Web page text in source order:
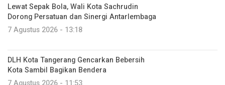
Lewat Sepak Bola, Wali Kota Sachrudin
Dorong Persatuan dan Sinergi Antarlembaga
7 Agustus 2026 - 13:18
DLH Kota Tangerang Gencarkan Bebersih
Kota Sambil Bagikan Bendera